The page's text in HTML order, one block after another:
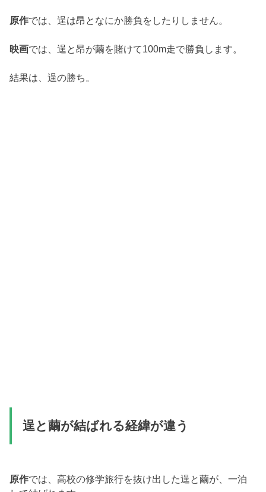
原作では、逞は昂となにか勝負をしたりしません。
映画では、逞と昂が繭を賭けて100m走で勝負します。
結果は、逞の勝ち。
逞と繭が結ばれる経緯が違う
原作では、高校の修学旅行を抜け出した逞と繭が、一泊